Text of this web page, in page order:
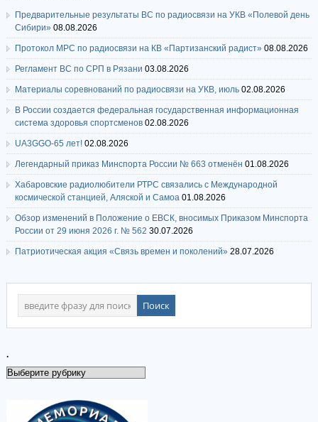
Предварительные результаты ВС по радиосвязи на УКВ «Полевой день
Сибири» 08.08.2026
Протокол МРС по радиосвязи на КВ «Партизанский радист» 08.08.2026
Регламент ВС по СРП в Рязани 03.08.2026
Материалы соревнований по радиосвязи на УКВ, июль 02.08.2026
В России создается федеральная государственная информационная
система здоровья спортсменов 02.08.2026
UA3GGO-65 лет! 02.08.2026
Легендарный приказ Минспорта России № 663 отменён 01.08.2026
Хабаровские радиолюбители РТРС связались с Международной
космической станцией, Аляской и Самоа 01.08.2026
Обзор изменений в Положение о ЕВСК, вносимых Приказом Минспорта
России от 29 июня 2026 г. № 562 30.07.2026
Патриотическая акция «Связь времен и поколений» 28.07.2026
.